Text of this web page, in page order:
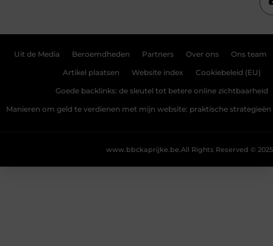
Uit de Media Beroemdheden Partners Over ons Ons team
Artikel plaatsen Website index Cookiebeleid (EU)
Goede backlinks: de sleutel tot betere online zichtbaarheid
Manieren om geld te verdienen met mijn website: praktische strategieën
All Rights Reserved © 2025
www.bbckaprijke.be.